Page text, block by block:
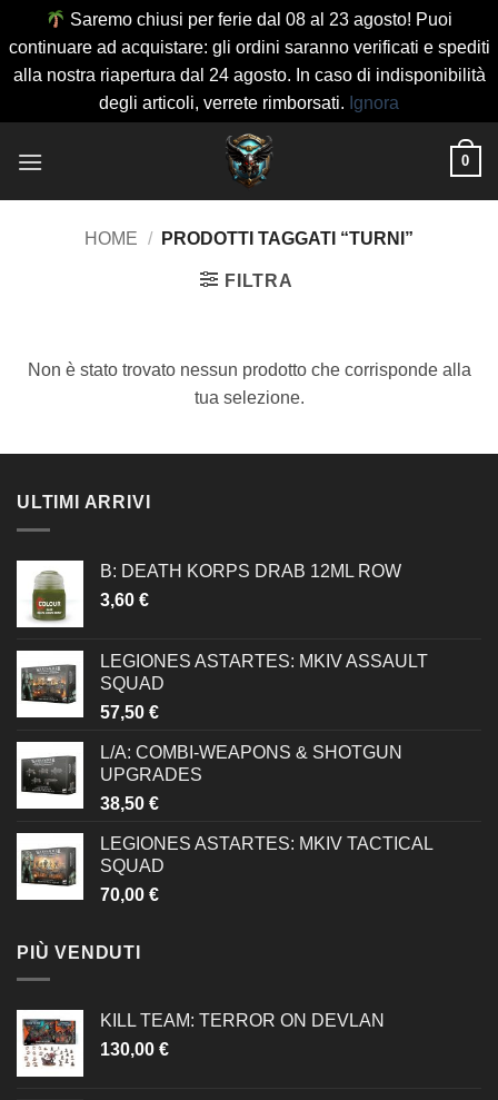
Saremo chiusi per ferie dal 08 al 23 agosto! Puoi
continuare ad acquistare: gli ordini saranno verificati e spediti
alla nostra riapertura dal 24 agosto. In caso di indisponibilità
degli articoli, verrete rimborsati. Ignora
0
HOME / PRODOTTI TAGGATI “TURNI”
FILTRA
Non è stato trovato nessun prodotto che corrisponde alla
tua selezione.
ULTIMI ARRIVI
B: DEATH KORPS DRAB 12ML ROW
3,60 €
LEGIONES ASTARTES: MKIV ASSAULT
SQUAD
57,50 €
L/A: COMBI-WEAPONS & SHOTGUN
UPGRADES
38,50 €
LEGIONES ASTARTES: MKIV TACTICAL
SQUAD
70,00 €
PIÙ VENDUTI
KILL TEAM: TERROR ON DEVLAN
130,00 €